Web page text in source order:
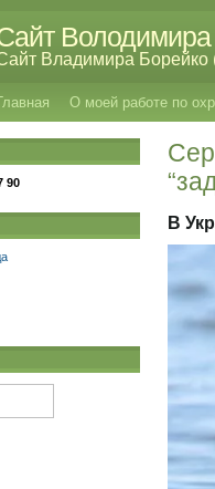
Володимира
Владимира Борейко
О моей работе по
В
90